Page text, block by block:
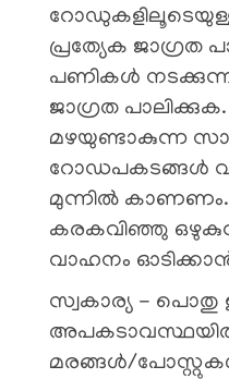
പ്രത്യേക ജാഗ്രത
പണികൾ
ജാഗ്രത
മഴയുണ്ടാകുന്ന
റോഡപകടങ്ങൾ
മുന്നിൽ
കരകവിഞ്ഞു
വാഹനം
സ്വകാര്യ - പൊതു
മരങ്ങൾ/